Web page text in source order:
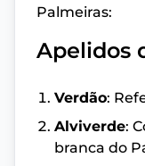
Palmeiras:
Apelidos
Verdão:
Alviverde:
branca do